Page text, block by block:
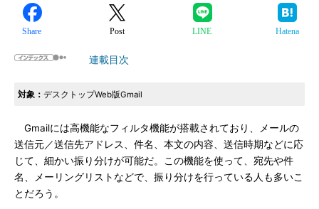
Share Post LINE Hatena
連載目次
対象： デスクトップWeb版Gmail
Gmailには高機能なフィルタ機能が搭載されており、メールの
送信元／送信先アドレス、件名、本文の内容、送信時期などに応
じて、細かい振り分けが可能だ。この機能を使って、宛先や件
名、メーリングリストなどで、振り分けを行っている人も多いこ
とだろう。